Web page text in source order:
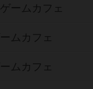
ームカフェ
ムカフェ
ムカフェ